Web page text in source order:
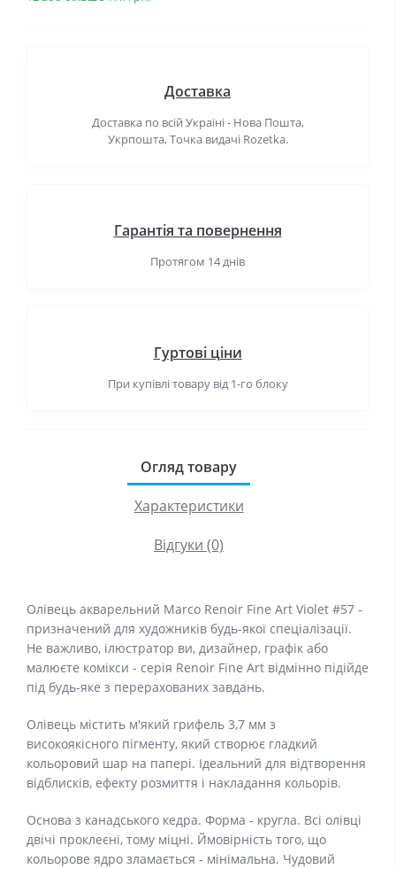
Доставка
Доставка по всій Україні - Нова Пошта,
Укрпошта, Точка видачі Rozetka.
Гарантія та повернення
Протягом 14 днів
Гуртові ціни
При купівлі товару від 1-го блоку
Огляд товару
Характеристики
Відгуки (0)
Олівець акварельний Marco Renoir Fine Art Violet #57 -
призначений для художників будь-якої спеціалізації.
Не важливо, ілюстратор ви, дизайнер, графік або
малюєте комікси - серія Renoir Fine Art відмінно підійде
під будь-яке з перерахованих завдань.
Олівець містить м'який грифель 3,7 мм з
високоякісного пігменту, який створює гладкий
кольоровий шар на папері. Ідеальний для відтворення
відблисків, ефекту розмиття і накладання кольорів.
Основа з канадського кедра. Форма - кругла. Всі олівці
двічі проклеєні, тому міцні. Ймовірність того, що
кольорове ядро ​​зламається - мінімальна. Чудовий